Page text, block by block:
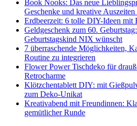
Book Nooks: Das neue
Geschenke und kreative Auszeiten
Erdbeerzeit: 6 tolle DIY-Ideen mit
Geldgeschenk zum 60.
Geburtstagskind NIX wünscht
7 überraschende Möglichkeiten,
Routine zu integrieren
Flower Power Tischdeko für
Retrocharme
Klötzchentablett DIY: mit
zum Deko-Unikat
Kreativabend mit Freundinnen:
gemütlicher Runde